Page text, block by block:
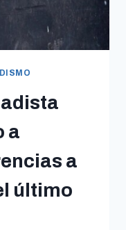
a
a
último